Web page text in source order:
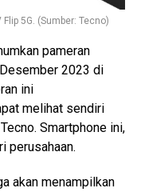
5G. (Sumber: Tecno)
pameran
2023 di
ini
melihat sendiri
Smartphone ini,
perusahaan.
akan menampilkan